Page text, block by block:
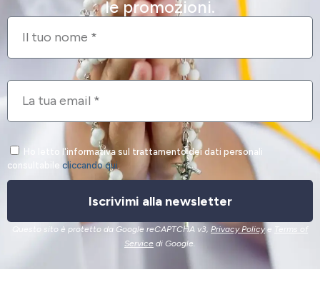
le promozioni.
Ho letto l'informativa sul trattamento dei dati personali
consultabile cliccando qui.
Iscrivimi alla newsletter
Questo sito è protetto da Google reCAPTCHA v3, Privacy Policye Terms of
Service di Google.